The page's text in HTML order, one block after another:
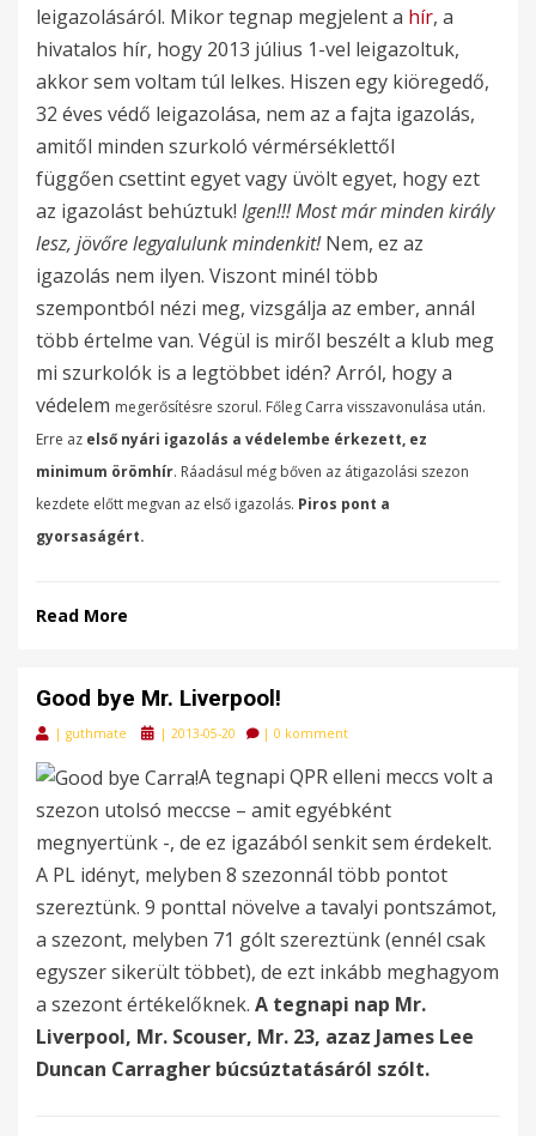
leigazolásáról. Mikor tegnap megjelent a hír, a
hivatalos hír, hogy 2013 július 1-vel leigazoltuk,
akkor sem voltam túl lelkes. Hiszen egy kiöregedő,
32 éves védő leigazolása, nem az a fajta igazolás,
amitől minden szurkoló vérmérséklettől
függően csettint egyet vagy üvölt egyet, hogy ezt
az igazolást behúztuk! Igen!!! Most már minden király
lesz, jövőre legyalulunk mindenkit!Nem, ez az
igazolás nem ilyen. Viszont minél több
szempontból nézi meg, vizsgálja az ember, annál
több értelme van. Végül is miről beszélt a klub meg
mi szurkolók is a legtöbbet idén? Arról, hogy a
védelem megerősítésre szorul. Főleg Carra visszavonulása után.
Erre az első nyári igazolás a védelembe érkezett, ez
minimum örömhír. Ráadásul még bőven az átigazolási szezon
kezdete előtt megvan az első igazolás. Piros pont a
gyorsaságért.
Read More
Good bye Mr. Liverpool!
| guthmate
Posted
| 2013-05-20 | 0 komment
A tegnapi QPR elleni meccs volt a
szezon utolsó meccse – amit egyébként
megnyertünk -, de ez igazából senkit sem érdekelt.
A PL idényt, melyben 8 szezonnál több pontot
szereztünk. 9 ponttal növelve a tavalyi pontszámot,
a szezont, melyben 71 gólt szereztünk (ennél csak
egyszer sikerült többet), de ezt inkább meghagyom
a szezont értékelőknek. A tegnapi nap Mr.
Liverpool, Mr. Scouser, Mr. 23, azaz James Lee
Duncan Carragher búcsúztatásáról szólt.